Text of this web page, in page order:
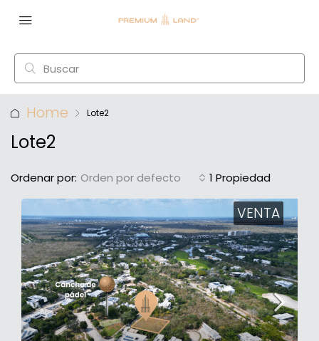
Home Lote2
Lote2
1 Propiedad
Ordenar por: Orden por defecto
VENTA